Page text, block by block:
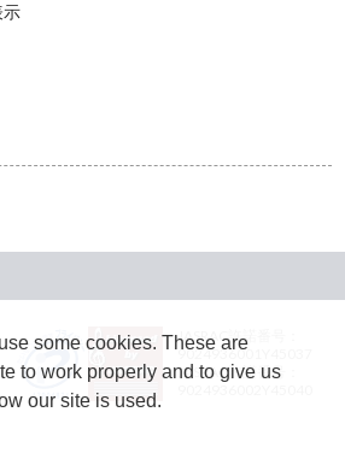
示
JASRAC許諾番号：
9024936001Y45037
JASRAC許諾番号：
some cookies. These are
to work properly and to give us
our site is used.